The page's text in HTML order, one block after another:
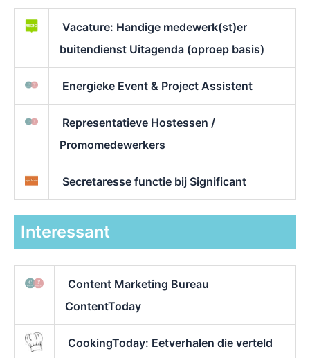
Vacature: Handige medewerk(st)er
buitendienst Uitagenda (oproep basis)
Energieke Event & Project Assistent
Representatieve Hostessen /
Promomedewerkers
Secretaresse functie bij Significant
Interessant
Content Marketing Bureau
ContentToday
CookingToday: Eetverhalen die verteld